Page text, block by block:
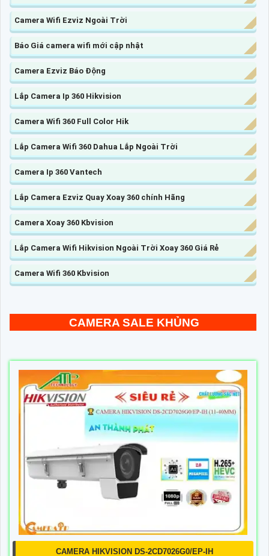
Camera Wifi Ezviz Ngoài Trời
Báo Giá camera wifi mới cập nhật
Camera Ezviz Báo Động
Lắp Camera Ip 360 Hikvision
Camera Wifi 360 Full Color Hik
Lắp Camera Wifi 360 Dahua Lắp Ngoài Trời
Camera Ip 360 Vantech
Lắp Camera Ezviz Quay Xoay 360 chính Hãng
Camera Xoay 360 Kbvision
Lắp Camera Wifi Hikvision Ngoài Trời Xoay 360 Giá Rẻ
Camera Wifi 360 Kbvision
CAMERA SALE KHỦNG
CAMERA HIKVISION DS-2CD7026G0/EP-IH